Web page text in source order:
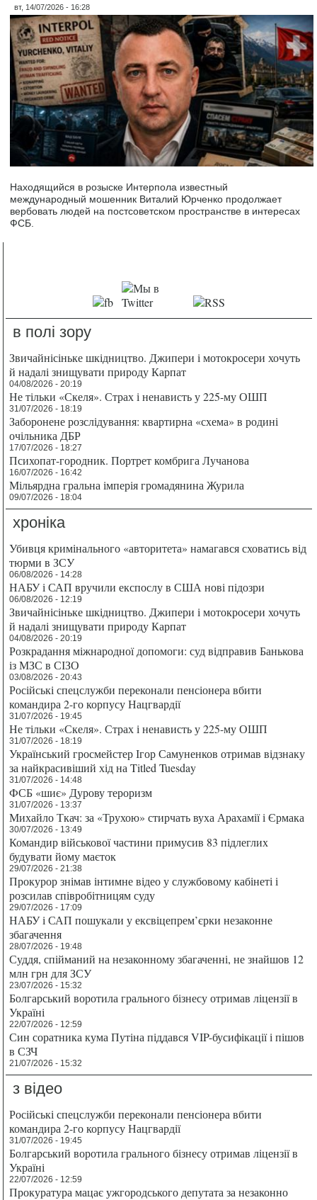
вт, 14/07/2026 - 16:28
Находящийся в розыске Интерпола известный
международный мошенник Виталий Юрченко продолжает
вербовать людей на постсоветском пространстве в интересах
ФСБ.
в полі зору
Звичайнісіньке шкідництво. Джипери і мотокросери хочуть
й надалі знищувати природу Карпат
04/08/2026 - 20:19
Не тільки «Скеля». Страх і ненависть у 225-му ОШП
31/07/2026 - 18:19
Заборонене розслідування: квартирна «схема» в родині
очільника ДБР
17/07/2026 - 18:27
Психопат-городник. Портрет комбрига Лучанова
16/07/2026 - 16:42
Мільярдна гральна імперія громадянина Журила
09/07/2026 - 18:04
хроніка
Убивця кримінального «авторитета» намагався сховатись від
тюрми в ЗСУ
06/08/2026 - 14:28
НАБУ і САП вручили експослу в США нові підозри
06/08/2026 - 12:19
Звичайнісіньке шкідництво. Джипери і мотокросери хочуть
й надалі знищувати природу Карпат
04/08/2026 - 20:19
Розкрадання міжнародної допомоги: суд відправив Банькова
із МЗС в СІЗО
03/08/2026 - 20:43
Російські спецслужби переконали пенсіонера вбити
командира 2-го корпусу Нацгвардії
31/07/2026 - 19:45
Не тільки «Скеля». Страх і ненависть у 225-му ОШП
31/07/2026 - 18:19
Український гросмейстер Ігор Самуненков отримав відзнаку
за найкрасивіший хід на Titled Tuesday
31/07/2026 - 14:48
ФСБ «шиє» Дурову тероризм
31/07/2026 - 13:37
Михайло Ткач: за «Трухою» стирчать вуха Арахамії і Єрмака
30/07/2026 - 13:49
Командир військової частини примусив 83 підлеглих
будувати йому маєток
29/07/2026 - 21:38
Прокурор знімав інтимне відео у службовому кабінеті і
розсилав співробітницям суду
29/07/2026 - 17:09
НАБУ і САП пошукали у ексвіцепрем’єрки незаконне
збагачення
28/07/2026 - 19:48
Суддя, спійманий на незаконному збагаченні, не знайшов 12
млн грн для ЗСУ
23/07/2026 - 15:32
Болгарський воротила грального бізнесу отримав ліцензії в
Україні
22/07/2026 - 12:59
Син соратника кума Путіна піддався VIP-бусифікації і пішов
в СЗЧ
21/07/2026 - 15:32
з відео
Російські спецслужби переконали пенсіонера вбити
командира 2-го корпусу Нацгвардії
31/07/2026 - 19:45
Болгарський воротила грального бізнесу отримав ліцензії в
Україні
22/07/2026 - 12:59
Прокуратура мацає ужгородського депутата за незаконно